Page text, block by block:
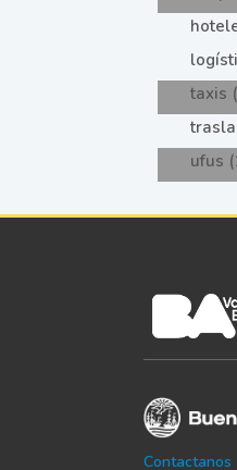
taxis
ufus
Contactanos